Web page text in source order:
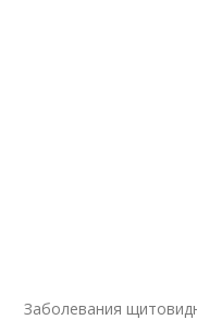
Заболевания